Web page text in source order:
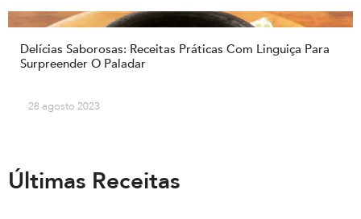
Delícias Saborosas: Receitas Práticas Com Linguiça Para
Surpreender O Paladar
28 agosto 2023
Últimas Receitas